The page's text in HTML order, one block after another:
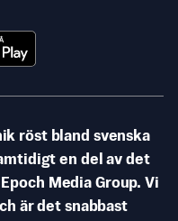
röst bland svenska
en del av det
Media Group. Vi
är det snabbast